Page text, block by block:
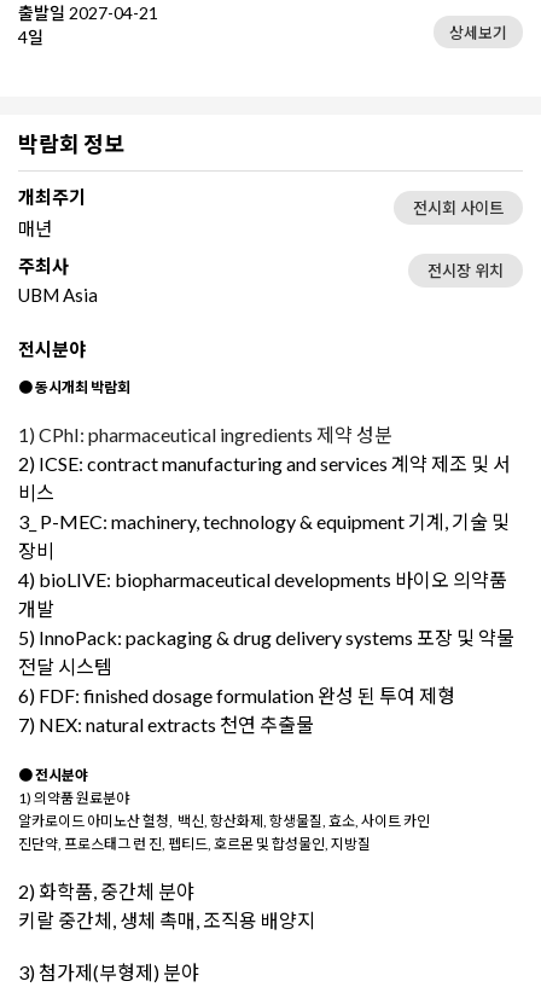
출발일 2027-04-21
4일
상세보기
박람회 정보
개최주기
매년
전시회 사이트
주최사
UBM Asia
전시장 위치
전시분야
●동시개최 박람회
1) CPhI: pharmaceutical ingredients 제약 성분
2) ICSE: contract manufacturing and services 계약 제조 및 서
비스
3_ P-MEC: machinery, technology & equipment 기계, 기술 및
장비
4) ​bioLIVE: biopharmaceutical developments 바이오 의약품
개발
5) InnoPack: packaging & drug delivery systems 포장 및 약물
전달 시스템
6) FDF: finished dosage formulation 완성 된 투여 제형
7) NEX: natural extracts 천연 추출물
●전시분야
1) 의약품 원료분야
알카로이드 아미노산 혈청, 백신, 항산화제, 항생물질, 효소, 사이트 카인
진단약, 프로스태그 런 진, 펩티드, 호르몬 및 합성물인, 지방질
2) 화학품, 중간체 분야
키랄 중간체, 생체 촉매, 조직용 배양지
3) 첨가제(부형제) 분야